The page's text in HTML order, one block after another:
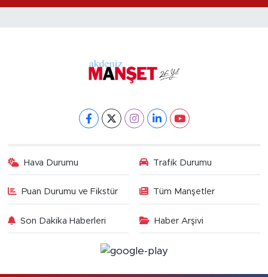
Hava Durumu Trafik Durumu
Puan Durumu ve Fikstür Tüm Manşetler
Son Dakika Haberleri Haber Arşivi